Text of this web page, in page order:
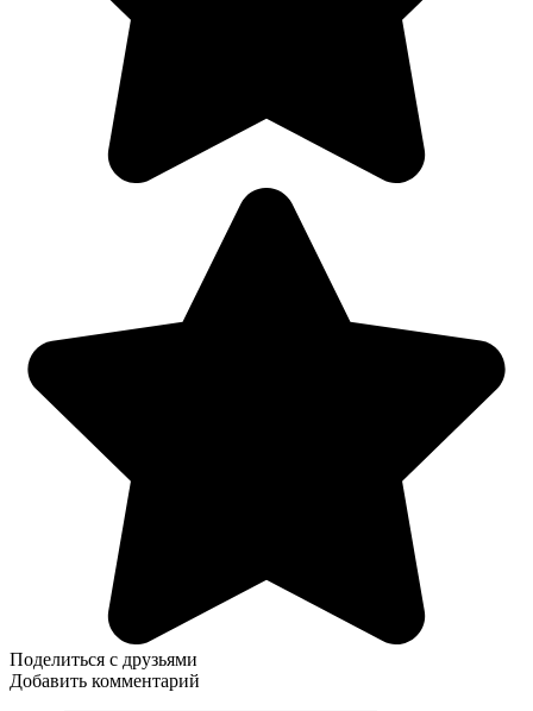
Поделиться с друзьями
Добавить комментарий